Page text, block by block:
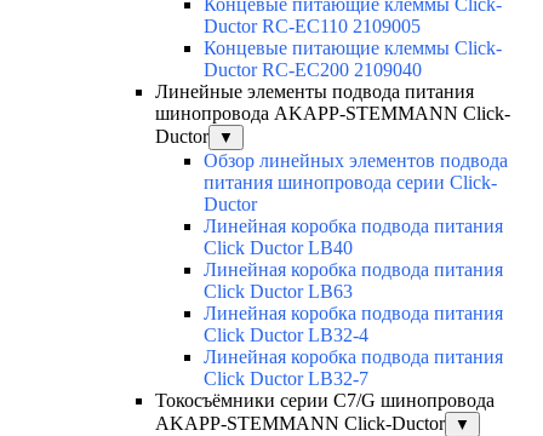
Концевые питающие клеммы Click-
Ductor RC-EC110 2109005
Концевые питающие клеммы Click-
Ductor RC-EC200 2109040
Линейные элементы подвода питания
шинопровода AKAPP-STEMMANN Click-
Ductor
▼
Обзор линейных элементов подвода
питания шинопровода серии Click-
Ductor
Линейная коробка подвода питания
Click Ductor LB40
Линейная коробка подвода питания
Click Ductor LB63
Линейная коробка подвода питания
Click Ductor LB32-4
Линейная коробка подвода питания
Click Ductor LB32-7
Токосъёмники серии С7/G шинопровода
AKAPP-STEMMANN Click-Ductor
▼